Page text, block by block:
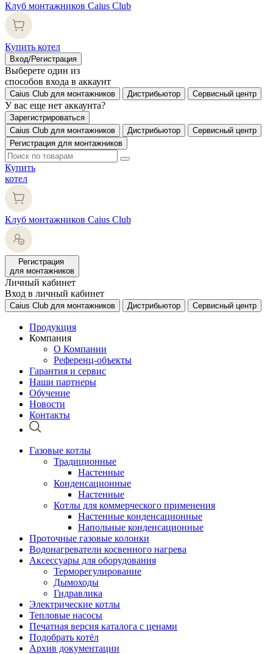
Клуб монтажников Caius Club
Купить котел
Вход/Регистрация
Выберете один из
способов входа в аккаунт
Caius Club для монтажников Дистрибьютор Сервисный центр
У вас еще нет аккаунта?
Зарегистрироваться
Caius Club для монтажников
Дистрибьютор
Сервисный центр
Регистрация для монтажников
Купить
котел
Клуб монтажников Caius Club
Регистрация
для монтажников
Личный кабинет
Вход в личный кабинет
Caius Club для монтажников Дистрибьютор Сервисный центр
Продукция
Компания
О Компании
Референц-объекты
Гарантия и сервис
Наши партнеры
Обучение
Новости
Контакты
Газовые котлы
Традиционные
Настенные
Конденсационные
Настенные
Котлы для коммерческого применения
Настенные конденсационные
Напольные конденсационные
Проточные газовые колонки
Водонагреватели косвенного нагрева
Аксессуары для оборудования
Терморегулирование
Дымоходы
Гидравлика
Электрические котлы
Тепловые насосы
Печатная версия каталога с ценами
Подобрать котёл
Архив документации